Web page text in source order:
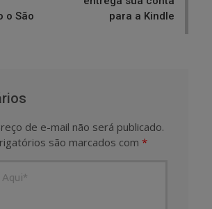
o São
para a Kindle
de e-mail não será publicado.
são marcados com *